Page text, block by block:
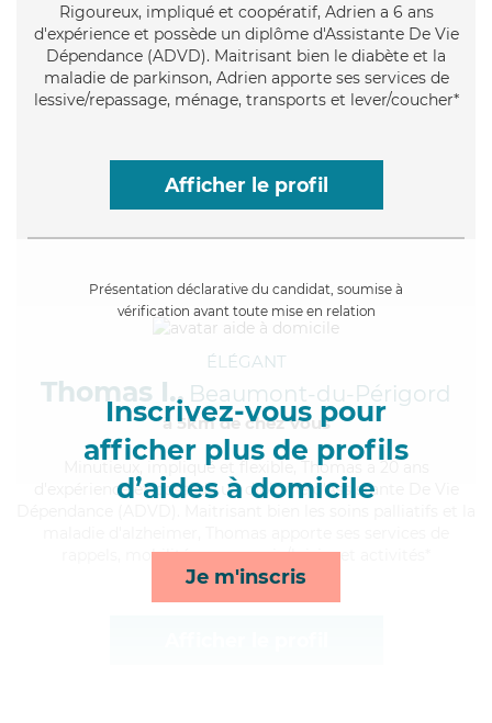
Rigoureux, impliqué et coopératif, Adrien a 6 ans
d'expérience et possède un diplôme d'Assistante De Vie
Dépendance (ADVD). Maitrisant bien le diabète et la
maladie de parkinson, Adrien apporte ses services de
lessive/repassage, ménage, transports et lever/coucher*
Afficher le profil
Présentation déclarative du candidat, soumise à
vérification avant toute mise en relation
Inscrivez-vous pour
afficher plus de profils
d’aides à domicile
Je m'inscris
ÉLÉGANT
Thomas I., Beaumont-du-Périgord
à 5km de chez Vous
, impliqué et flexible, Thomas a 20 ans
d'expérience et possède un diplôme d'Assistante De Vie
rappels, mobilité, compagnie/loisirs et activités*